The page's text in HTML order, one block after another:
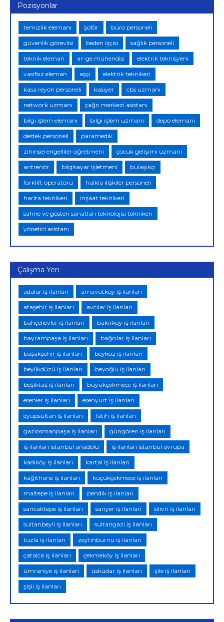
Pozisyonlar
temizlik elemanı şoför büro personeli
güvenlik görevlisi beden işçisi sağlık personeli
teknik eleman ar-ge mühendisi elektrik teknisyeni
vasıfsız eleman aşçı elektrik teknikeri
kasa reyon personeli kasiyer cbs uzmanı
network uzmanı çağrı merkezi asistanı
bilgi işlem elemanı bilgi işlem uzmanı depo elemanı
destek personeli paramedik
zihinsel engelliler öğretmeni çocuk gelişimi uzmanı
antrenör bilgisayar işletmeni bulaşıkçı
forklift operatörü halkla ilişkiler personeli
harita teknikeri inşaat teknikeri
sahne ve gösteri sanatları teknolojisi teknikeri
yönetici asistanı
Çalışma Yeri
adalar iş ilanları arnavutköy iş ilanları
ataşehir iş ilanları avcılar iş ilanları
bahçelievler iş ilanları bakırköy iş ilanları
bayrampaşa iş ilanları bağcılar iş ilanları
başakşehir iş ilanları beykoz iş ilanları
beylikdüzü iş ilanları beyoğlu iş ilanları
beşiktaş iş ilanları büyükçekmece iş ilanları
esenler iş ilanları esenyurt iş ilanları
eyüpsultan iş ilanları fatih iş ilanları
gaziosmanpaşa iş ilanları güngören iş ilanları
iş ilanları istanbul anadolu iş ilanları istanbul avrupa
kadıköy iş ilanları kartal iş ilanları
kağıthane iş ilanları küçükçekmece iş ilanları
maltepe iş ilanları pendik iş ilanları
sancaktepe iş ilanları sarıyer iş ilanları silivri iş ilanları
sultanbeyli iş ilanları sultangazi iş ilanları
tuzla iş ilanları zeytinburnu iş ilanları
çatalca iş ilanları çekmeköy iş ilanları
ümraniye iş ilanları üsküdar iş ilanları şile iş ilanları
şişli iş ilanları